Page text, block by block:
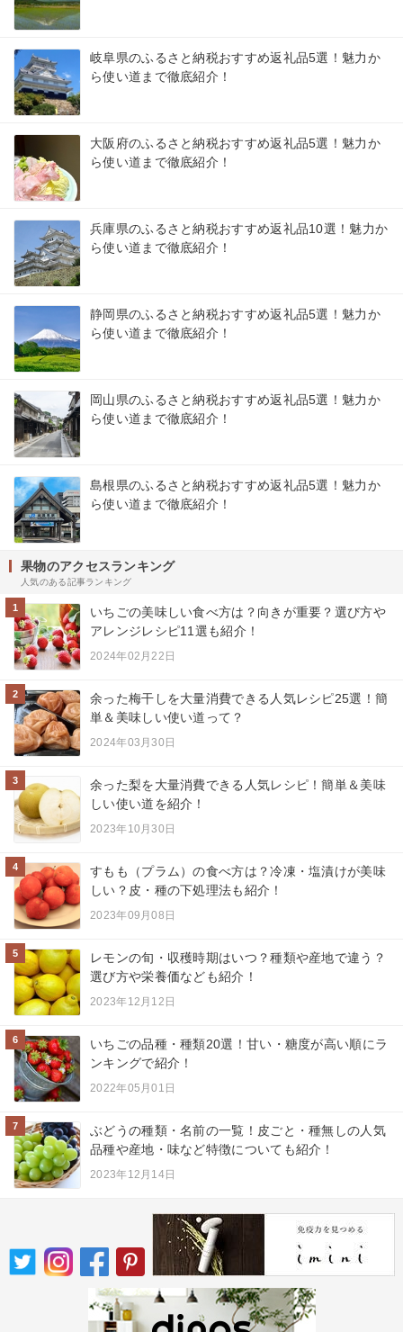
岐阜県のふるさと納税おすすめ返礼品5選！魅力か
ら使い道まで徹底紹介！
大阪府のふるさと納税おすすめ返礼品5選！魅力か
ら使い道まで徹底紹介！
兵庫県のふるさと納税おすすめ返礼品10選！魅力か
ら使い道まで徹底紹介！
静岡県のふるさと納税おすすめ返礼品5選！魅力か
ら使い道まで徹底紹介！
岡山県のふるさと納税おすすめ返礼品5選！魅力か
ら使い道まで徹底紹介！
島根県のふるさと納税おすすめ返礼品5選！魅力か
ら使い道まで徹底紹介！
果物のアクセスランキング
人気のある記事ランキング
1
いちごの美味しい食べ方は？向きが重要？選び方や
アレンジレシピ11選も紹介！
2024年02月22日
2
余った梅干しを大量消費できる人気レシピ25選！簡
単＆美味しい使い道って？
2024年03月30日
3
余った梨を大量消費できる人気レシピ！簡単＆美味
しい使い道を紹介！
2023年10月30日
4
すもも（プラム）の食べ方は？冷凍・塩漬けが美味
しい？皮・種の下処理法も紹介！
2023年09月08日
5
レモンの旬・収穫時期はいつ？種類や産地で違う？
選び方や栄養価なども紹介！
2023年12月12日
6
いちごの品種・種類20選！甘い・糖度が高い順にラ
ンキングで紹介！
2022年05月01日
7
ぶどうの種類・名前の一覧！皮ごと・種無しの人気
品種や産地・味など特徴についても紹介！
2023年12月14日